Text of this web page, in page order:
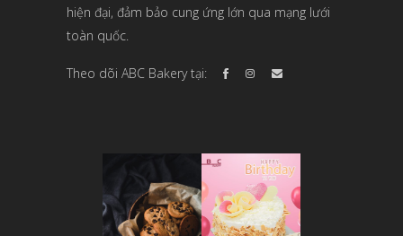
hiện đại, đảm bảo cung ứng lớn qua mạng lưới
toàn quốc.
Theo dõi ABC Bakery tại: